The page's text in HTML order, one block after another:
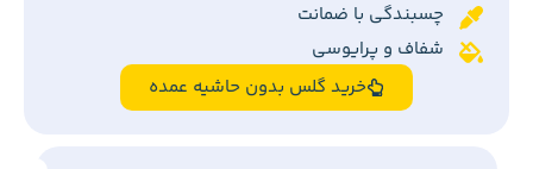
چسبندگی با ضمانت
شفاف و پرایوسی
خرید گلس بدون حاشیه عمده